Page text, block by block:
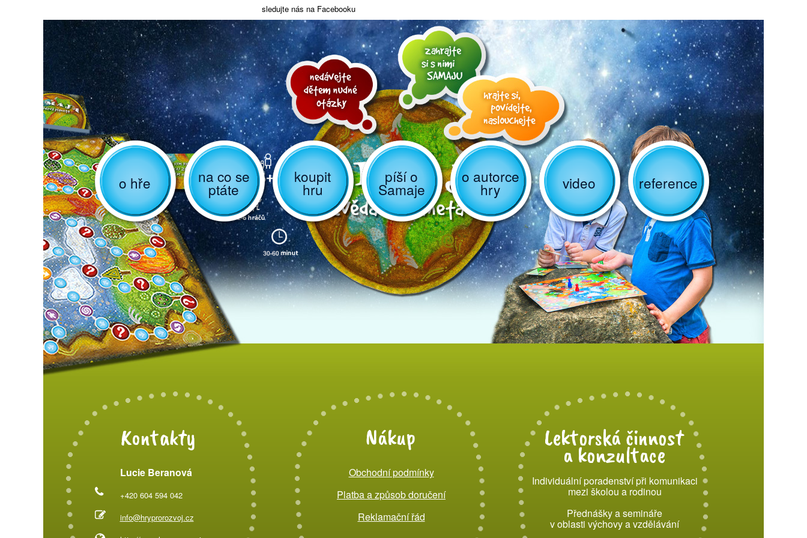
sledujte nás na Facebooku
o hře na co se
ptáte
koupit
hru
píší o
Samaje
o autorce
hry video reference
Kontakty
Lucie Beranová
+420 604 594 042
info@hryprorozvoj.cz
Nákup
Obchodní podmínky
Platba a způsob doručení
Reklamační řád
Lektorská činnost
a konzultace
Individuální poradenství při komunikaci
mezi školou a rodinou
Přednášky a semináře
v oblasti výchovy a vzdělávání